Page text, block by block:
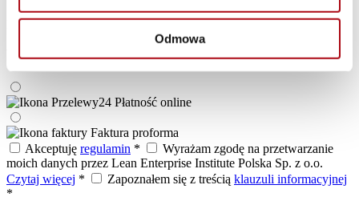
Odmowa
Pozostałe uwagi
Wybierz sposób płatności*
Płatność online
Faktura proforma
Akceptuję regulamin *
Wyrażam zgodę na przetwarzanie
moich danych przez Lean Enterprise Institute Polska Sp. z o.o.
Czytaj więcej * Zapoznałem się z treścią klauzuli informacyjnej
*